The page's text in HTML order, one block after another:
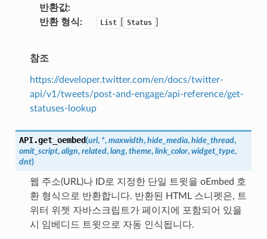
반환값
반환 형식
List Status
참조
https://developer.twitter.com/en/docs/twitter-
api/v1/tweets/post-and-engage/api-reference/get-
statuses-lookup
API.get_oembed(url, *, maxwidth, hide_media, hide_thread,
omit_script, align, related, lang, theme, link_color, widget_type,
dnt)
웹 주소(URL)나 ID로 지정한 단일 트윗을 oEmbed 호
환 형식으로 반환합니다. 반환된 HTML 스니펫은, 트
위터 위젯 자바스크립트가 페이지에 포함되어 있을
시 임베디드 트윗으로 자동 인식됩니다.